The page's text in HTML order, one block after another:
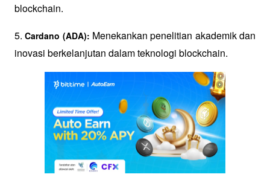
blockchain.
5. Cardano (ADA): Menekankan penelitian akademik dan
inovasi berkelanjutan dalam teknologi blockchain.